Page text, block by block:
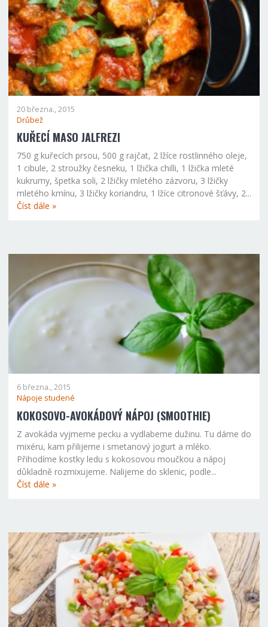
20 března., 2015
Drůbež
KUŘECÍ MASO JALFREZI
750 g kuřecích prsou, 500 g rajčat, 2 lžíce rostlinného oleje,
1 cibule, 2 stroužky česneku, 1 lžička chilli, 1 lžička mleté
kukrumy, špetka soli, 2 lžičky mletého zázvoru, 3 lžičky
mletého kmínu, 3 lžičky koriandru, 1 lžíce citronové šťávy, 2...
Číst dále »
6 března., 2015
Nápoje studené
KOKOSOVO-AVOKÁDOVÝ NÁPOJ (SMOOTHIE)
Z avokáda vyjmeme pecku a vydlabeme dužinu. Tu dáme do
mixéru, kam přilijeme i smetanový jogurt a mléko.
Přihodíme kostky ledu s kokosovou moučkou a nápoj
důkladně rozmixujeme. Nalijeme do sklenic, podle...
Číst dále »